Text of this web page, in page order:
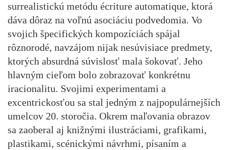
surrealistickú metódu écriture automatique, ktorá
dáva dôraz na voľnú asociáciu podvedomia. Vo
svojich špecifických kompozíciách spájal
rôznorodé, navzájom nijak nesúvisiace predmety,
ktorých absurdná súvislosť mala šokovať. Jeho
hlavným cieľom bolo zobrazovať konkrétnu
iracionalitu. Svojimi experimentami a
excentrickosťou sa stal jedným z najpopulárnejších
umelcov 20. storočia. Okrem maľovania obrazov
sa zaoberal aj knižnými ilustráciami, grafikami,
plastikami, scénickými návrhmi, písaním a